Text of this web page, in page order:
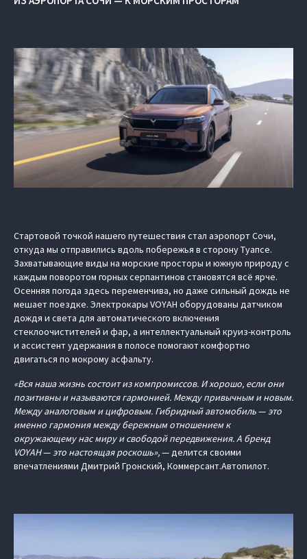
Стартовой точкой нашего путешествия стал аэропорт Сочи,
откуда мы отправились вдоль побережья в сторону Туапсе.
Захватывающие виды на морские просторы и южную природу с
каждым поворотом горных серпантинов становятся всё ярче.
Осенняя погода здесь переменчива, но даже сильный дождь не
мешает поездке. Электрокары VOYAH оборудованы датчиком
дождя и света для автоматического включения
стеклоочистителей и фар, а интеллектуальный круиз-контроль
и ассистент удержания в полосе помогают комфортно
двигаться по мокрому асфальту.
«Вся наша жизнь состоит из компромиссов. И хорошо, если они
позитивны и называются гармонией. Между привычным и новым.
Между аналоговым и цифровым. Гибридный автомобиль—это
именно гармония между бережным отношением к
окружающему нас миру и свободой передвижения. А бренд
VOYAH—это настоящая роскошь»,— делится своими
впечатлениями Дмитрий Гронский, Коммерсант.Автопилот.